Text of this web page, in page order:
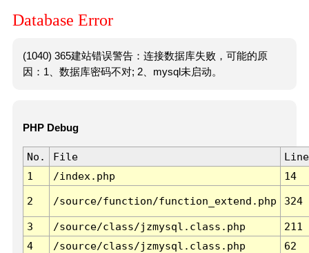
Database Error
(1040) 365建站错误警告：连接数据库失败，可能的原
因：1、数据库密码不对; 2、mysql未启动。
PHP Debug
No. File
Line
1
/index.php 14
2 /source/function/function_extend.php 324
3 /source/class/jzmysql.class.php
211
4
/source/class/jzmysql.class.php
62